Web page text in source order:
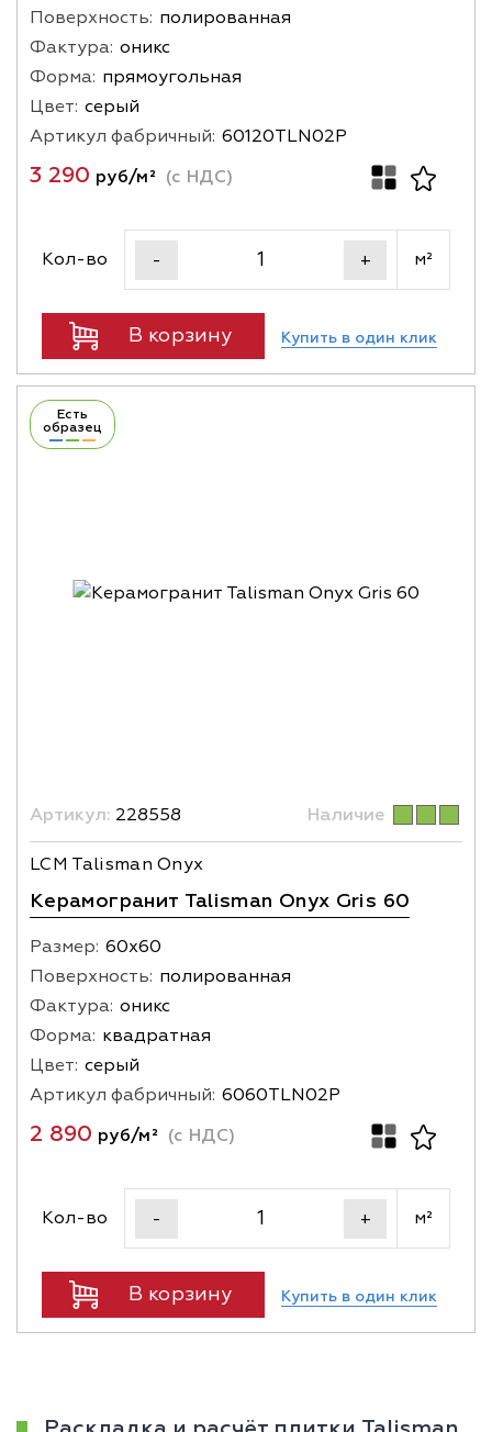
Поверхность: полированная
Фактура: оникс
Форма: прямоугольная
Цвет: серый
Артикул фабричный: 60120TLN02P
3 290 руб/м² (с НДС)
Кол-во - + м²
В корзину Купить в один клик
Есть
образец
Артикул: 228558 Наличие
LCM Talisman Onyx
Керамогранит Talisman Onyx Gris 60
Размер: 60х60
Поверхность: полированная
Фактура: оникс
Форма: квадратная
Цвет: серый
Артикул фабричный: 6060TLN02P
2 890 руб/м² (с НДС)
Кол-во - + м²
В корзину Купить в один клик